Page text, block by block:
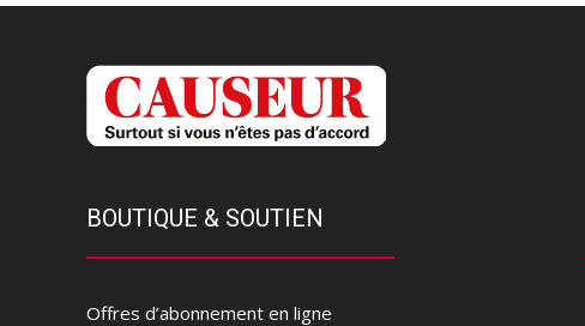
BOUTIQUE & SOUTIEN
Offres d’abonnement en ligne